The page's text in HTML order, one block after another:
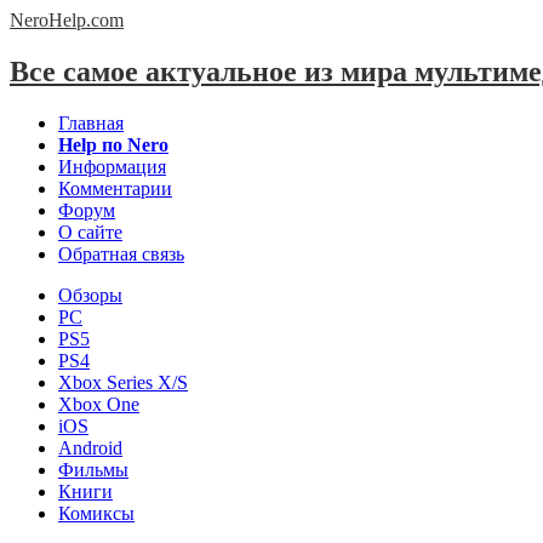
NeroHelp.com
Все самое актуальное из мира
Главная
Help по Nero
Информация
Комментарии
Форум
О сайте
Обратная связь
Обзоры
PC
PS5
PS4
Xbox Series X/S
Xbox One
iOS
Android
Фильмы
Книги
Комиксы